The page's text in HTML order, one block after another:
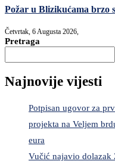
Požar u Blizikućama brzo
Četvrtak, 6 Augusta 2026,
Pretraga
Najnovije vijesti
Potpisan ugovor za
projekta na Veljem
eura
Vučić najavio dolazak